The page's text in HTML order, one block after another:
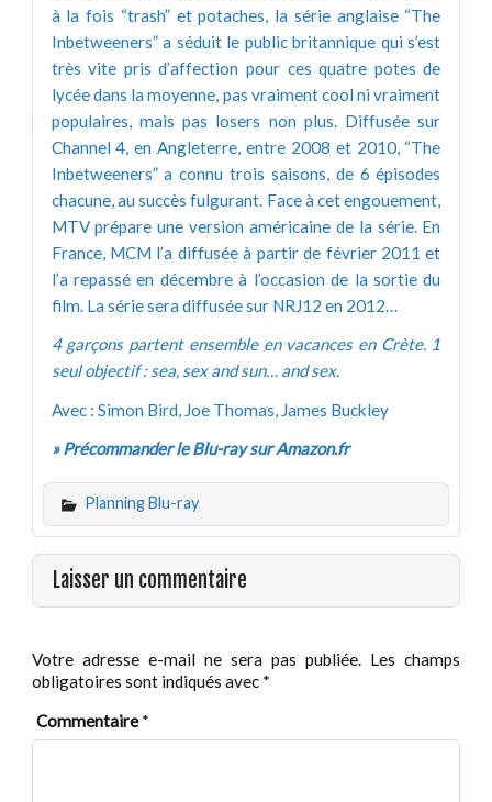
à la fois “trash” et potaches, la série anglaise “The
Inbetweeners” a séduit le public britannique qui s’est
très vite pris d’affection pour ces quatre potes de
lycée dans la moyenne, pas vraiment cool ni vraiment
populaires, mais pas losers non plus. Diffusée sur
Channel 4, en Angleterre, entre 2008 et 2010, “The
Inbetweeners” a connu trois saisons, de 6 épisodes
chacune, au succès fulgurant. Face à cet engouement,
MTV prépare une version américaine de la série. En
France, MCM l’a diffusée à partir de février 2011 et
l’a repassé en décembre à l’occasion de la sortie du
film. La série sera diffusée sur NRJ12 en 2012…
4 garçons partent ensemble en vacances en Crète. 1
seul objectif : sea, sex and sun… and sex.
Avec : Simon Bird, Joe Thomas, James Buckley
» Précommander le Blu-ray sur Amazon.fr
Planning Blu-ray
Laisser un commentaire
Votre adresse e-mail ne sera pas publiée. Les champs
obligatoires sont indiqués avec *
Commentaire*